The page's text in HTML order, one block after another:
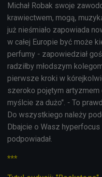
Michał Robak swoje
krawiectwem, mogą,
już nieśmiało zapowiada
w całej Europie być może
perfumy - zapowiedział
radziłby młodszym
pierwsze kroki w
szeroko pojętym artyzmem
myślcie za dużo". - To
Do wszystkiego należy
Dbajcie o Wasz
podpowiadał.
***